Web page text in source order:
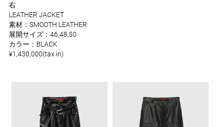
右
LEATHER JACKET
素材：SMOOTH LEATHER
展開サイズ：46,48,50
カラー：BLACK
¥1,430,000(tax in)